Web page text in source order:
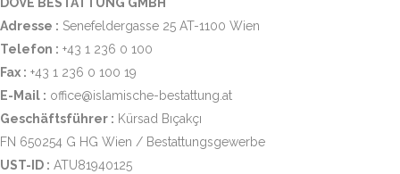
DOVE BESTATTUNG GMBH
Adresse : Senefeldergasse 25 AT-1100 Wien
Telefon : +43 1 236 0 100
Fax : +43 1 236 0 100 19
E-Mail : office@islamische-bestattung.at
Geschäftsführer : Kürsad Bıçakçı
FN 650254 G HG Wien / Bestattungsgewerbe
UST-ID : ATU81940125